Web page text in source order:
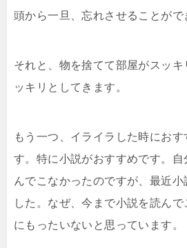
頭から一旦、忘れさせることがで
それと、物を捨てて部屋がスッキ
ッキリとしてきます。
もう一つ、イライラした時にお
す。特に小説がおすすめです。
んでこなかったのですが、最近小
した。なぜ、今まで小説を読ん
にもったいないと思っています。